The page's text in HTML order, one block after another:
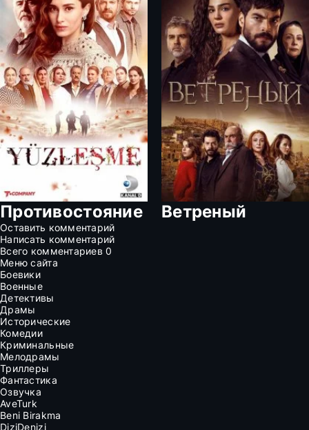
Противостояние Ветреный
Оставить комментарий
Написать комментарий
Всего комментариев0
Меню сайта
Боевики
Военные
Детективы
Драмы
Исторические
Комедии
Криминальные
Мелодрамы
Триллеры
Фантастика
Озвучка
AveTurk
Beni Birakma
DiziDenizi